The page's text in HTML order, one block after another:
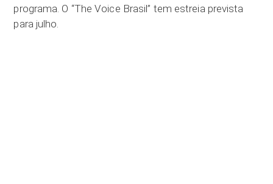
programa. O “The Voice Brasil” tem estreia prevista
para julho.